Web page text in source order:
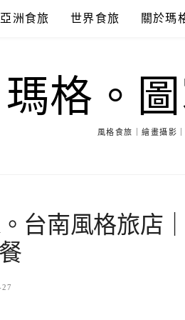
亞洲食旅 世界食旅 關於瑪
瑪格。
風格食旅｜繪畫攝影
台南風格旅店